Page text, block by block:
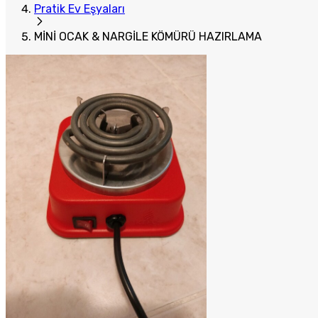
Pratik Ev Eşyaları
MİNİ OCAK & NARGİLE KÖMÜRÜ HAZIRLAMA